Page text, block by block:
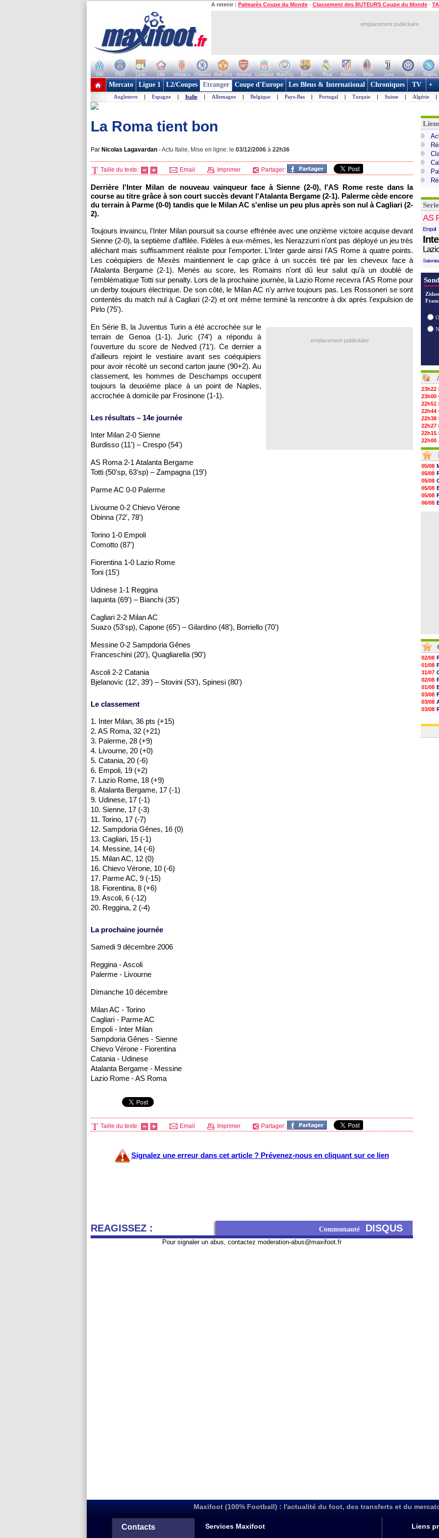
A retenir : Palmarès Coupe du Monde - Classement des BUTEURS Coupe du Monde -
emplacement publicitaire
OM PSG Lyon Lille Monaco Chelsea Man Utd Arsenal Liverpool ManCity Barca Real Atletico Milan Juve Inter Naples
+ de clubs
Mercato Ligue 1 L2/Coupes Etranger Coupe d'Europe Les Bleus & International Chroniques TV +
Angleterre | Espagne | Italie | Allemagne | Belgique | Pays-Bas | Portugal | Turquie | Suisse | Algérie |
La Roma tient bon
Par Nicolas Lagavardan -Actu Italie, Mise en ligne: le 03/12/2006 à 22h36
Taille du texte: Email Imprimer Partager:
Derrière l'Inter Milan de nouveau vainqueur face à Sienne (2-0), l'AS Rome reste dans la
course au titre grâce à son court succès devant l'Atalanta Bergame (2-1). Palerme cède encore
du terrain à Parme (0-0) tandis que le Milan AC s'enlise un peu plus après son nul à Cagliari (2-
2).
Toujours invaincu, l'Inter Milan poursuit sa course effrénée avec une onzième victoire acquise devant
Sienne (2-0), la septième d'affilée. Fidèles à eux-mêmes, les Nerazzurri n'ont pas déployé un jeu très
alléchant mais suffisamment réaliste pour l'emporter. L'Inter garde ainsi l'AS Rome à quatre points.
Les coéquipiers de Mexès maintiennent le cap grâce à un succès tiré par les cheveux face à
l'Atalanta Bergame (2-1). Menés au score, les Romains n'ont dû leur salut qu'à un doublé de
l'emblématique Totti sur penalty. Lors de la prochaine journée, la Lazio Rome recevra l'AS Rome pour
un derby toujours électrique. De son côté, le Milan AC n'y arrive toujours pas. Les Rossoneri se sont
contentés du match nul à Cagliari (2-2) et ont même terminé la rencontre à dix après l'expulsion de
Pirlo (75').
emplacement publicitaire
En Série B, la Juventus Turin a été accrochée sur le
terrain de Genoa (1-1). Juric (74') a répondu à
l'ouverture du score de Nedved (71'). Ce dernier a
d'ailleurs rejoint le vestiaire avant ses coéquipiers
pour avoir récolté un second carton jaune (90+2). Au
classement, les hommes de Deschamps occupent
toujours la deuxième place à un point de Naples,
accrochée à domicile par Frosinone (1-1).
Les résultats – 14e journée
Inter Milan 2-0 Sienne
Burdisso (11') – Crespo (54')
AS Roma 2-1 Atalanta Bergame
Totti (50'sp, 63'sp) – Zampagna (19')
Parme AC 0-0 Palerme
Livourne 0-2 Chievo Vérone
Obinna (72', 78')
Torino 1-0 Empoli
Comotto (87')
Fiorentina 1-0 Lazio Rome
Toni (15')
Udinese 1-1 Reggina
Iaquinta (69') – Bianchi (35')
Cagliari 2-2 Milan AC
Suazo (53'sp), Capone (65') – Gilardino (48'), Borriello (70')
Messine 0-2 Sampdoria Gênes
Franceschini (20'), Quagliarella (90')
Ascoli 2-2 Catania
Bjelanovic (12', 39') – Stovini (53'), Spinesi (80')
Le classement
1. Inter Milan, 36 pts (+15)
2. AS Roma, 32 (+21)
3. Palerme, 28 (+9)
4. Livourne, 20 (+0)
5. Catania, 20 (-6)
6. Empoli, 19 (+2)
7. Lazio Rome, 18 (+9)
8. Atalanta Bergame, 17 (-1)
9. Udinese, 17 (-1)
10. Sienne, 17 (-3)
11. Torino, 17 (-7)
12. Sampdoria Gênes, 16 (0)
13. Cagliari, 15 (-1)
14. Messine, 14 (-6)
15. Milan AC, 12 (0)
16. Chievo Vérone, 10 (-6)
17. Parme AC, 9 (-15)
18. Fiorentina, 8 (+6)
19. Ascoli, 6 (-12)
20. Reggina, 2 (-4)
La prochaine journée
Samedi 9 décembre 2006
Reggina - Ascoli
Palerme - Livourne
Dimanche 10 décembre
Milan AC - Torino
Cagliari - Parme AC
Empoli - Inter Milan
Sampdoria Gênes - Sienne
Chievo Vérone - Fiorentina
Catania - Udinese
Atalanta Bergame - Messine
Lazio Rome - AS Roma
Taille du texte: Email Imprimer Partager:
Signalez une erreur dans cet article ? Prévenez-nous en cliquant sur ce lien
REAGISSEZ : Communauté DISQUS
Pour signaler un abus, contactez moderation-abus@maxifoot.fr
AS
Empoli
23h22
23h00
22h51
22h44
22h38
22h27
22h15
22h00
21h48
21h39
21h26
21h05
20h47
20h30
20h18
20h04
19h47
05/08
05/08
05/08
05/08
05/08
06/08
02/08
01/08
31/07
02/08
01/08
03/08
03/08
03/08
31/07
Maxifoot (100% Football) : l'actualité du foot, des transferts et du
Contacts Services Maxifoot Liens